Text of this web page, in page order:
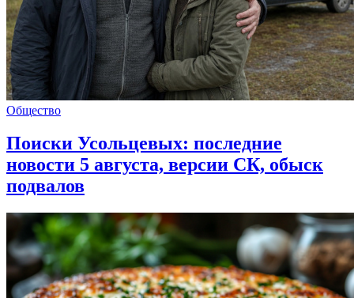
Общество
Поиски Усольцевых: последние
новости 5 августа, версии СК, обыск
подвалов